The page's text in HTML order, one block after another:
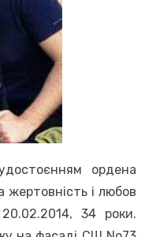
ордена
жертовність і любов
34 роки.